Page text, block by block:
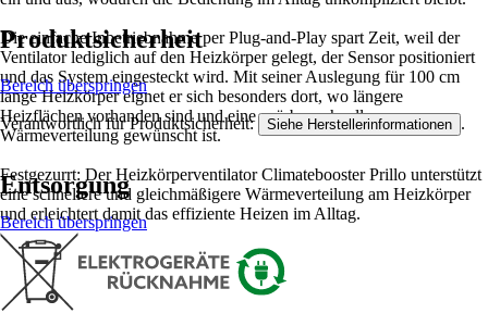
Die einfache Inbetriebnahme per Plug-and-Play spart Zeit, weil der
Ventilator lediglich auf den Heizkörper gelegt, der Sensor positioniert
und das System eingesteckt wird. Mit seiner Auslegung für 100 cm
lange Heizkörper eignet er sich besonders dort, wo längere
Heizflächen vorhanden sind und eine spürbar schnellere
Wärmeverteilung gewünscht ist.
Festgezurrt: Der Heizkörperventilator Climatebooster Prillo unterstützt
eine schnellere und gleichmäßigere Wärmeverteilung am Heizkörper
und erleichtert damit das effiziente Heizen im Alltag.
Produktsicherheit
Bereich überspringen
Verantwortlich für Produktsicherheit: Siehe Herstellerinformationen .
Entsorgung
Bereich überspringen